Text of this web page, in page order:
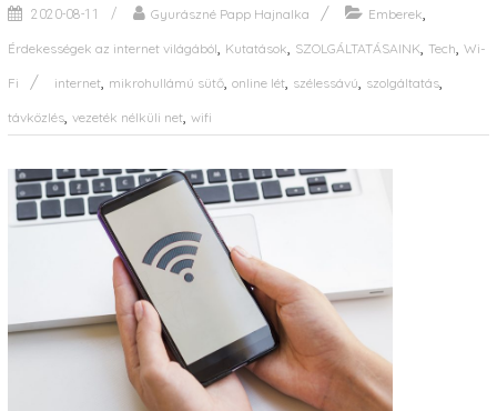
2020-08-11 Gyurászné Papp Hajnalka Emberek,
Érdekességek az internet világából, Kutatások, SZOLGÁLTATÁSAINK, Tech, Wi-
Fi internet, mikrohullámú sütő, online lét, szélessávú, szolgáltatás,
távközlés, vezeték nélküli net, wifi